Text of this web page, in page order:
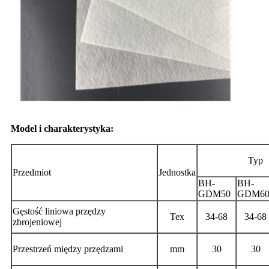
Model i charakterystyka:
Przedmiot Jednostka
Typ
BH-
GDM50
BH-
GDM60
Gęstość liniowa przędzy
zbrojeniowej
Tex 34-68 34-68
Przestrzeń między przędzami mm 30 30